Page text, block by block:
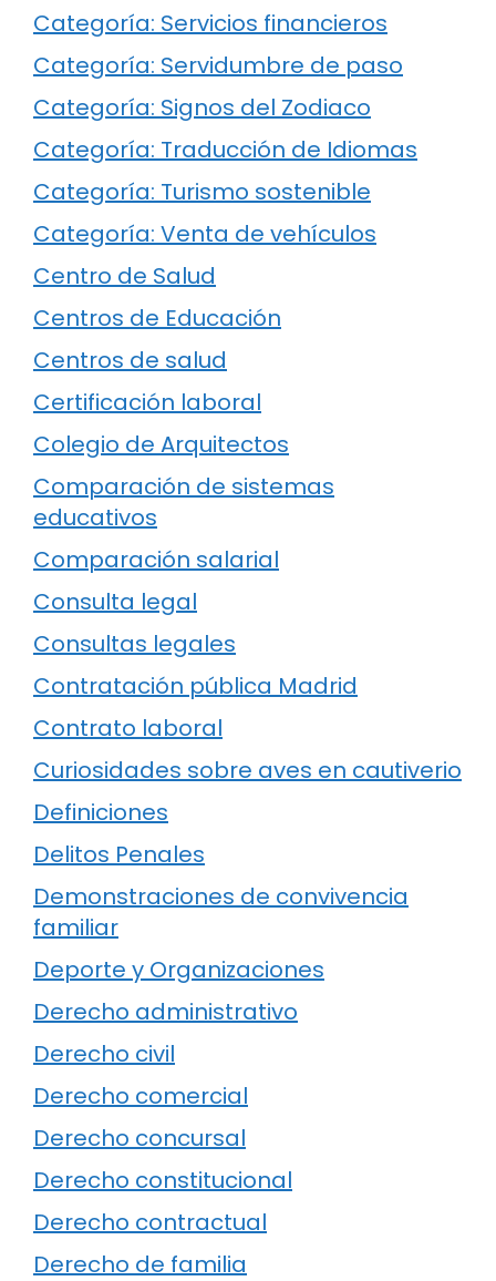
Categoría: Servicios financieros
Categoría: Servidumbre de paso
Categoría: Signos del Zodiaco
Categoría: Traducción de Idiomas
Categoría: Turismo sostenible
Categoría: Venta de vehículos
Centro de Salud
Centros de Educación
Centros de salud
Certificación laboral
Colegio de Arquitectos
Comparación de sistemas
educativos
Comparación salarial
Consulta legal
Consultas legales
Contratación pública Madrid
Contrato laboral
Curiosidades sobre aves en cautiverio
Definiciones
Delitos Penales
Demonstraciones de convivencia
familiar
Deporte y Organizaciones
Derecho administrativo
Derecho civil
Derecho comercial
Derecho concursal
Derecho constitucional
Derecho contractual
Derecho de familia